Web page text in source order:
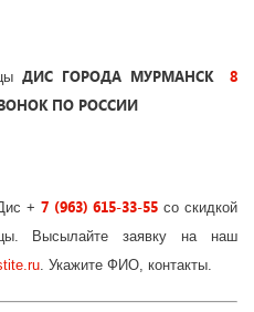
ДИС ГОРОДА МУРМАНСК
8
ПО РОССИИ
+ 7 (963) 615-33-55 со скидкой
Высылайте заявку на наш
.ru. Укажите ФИО, контакты.